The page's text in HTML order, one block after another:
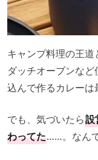
キャンプ料理の王道
ダッチオーブンな
込んで作るカレーは
でも、気づいたら設
わってた……。なん